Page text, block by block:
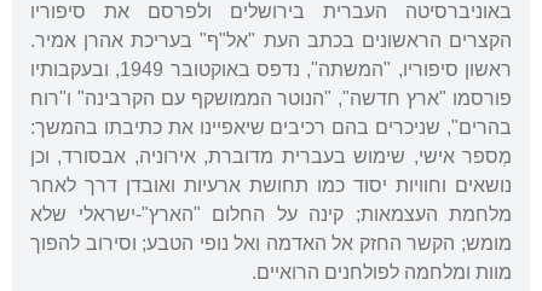
באוניברסיטה העברית בירושלים ולפרסם את סיפוריו
הקצרים הראשונים בכתב העת "אל"ף" בעריכת אהרן אמיר.
ראשון סיפוריו, "המשתה", נדפס באוקטובר 1949, ובעקבותיו
פורסמו "ארץ חדשה", "הנוטר הממושקף עם הקרבינה" ו"רוח
בהרים", שניכרים בהם רכיבים שיאפיינו את כתיבתו בהמשך:
מְספר אישי, שימוש בעברית מדוברת, אירוניה, אבסורד, וכן
נושאים וחוויות יסוד כמו תחושת ארעיות ואובדן דרך לאחר
מלחמת העצמאות; קינה על החלום "הארץ"-ישראלי שלא
מומש; הקשר החזק אל האדמה ואל נופי הטבע; וסירוב להפוך
מוות ומלחמה לפולחנים הרואיים.